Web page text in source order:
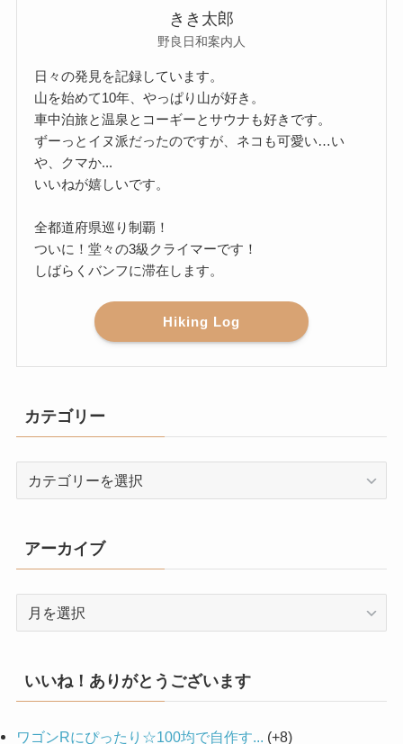
きき太郎
野良日和案内人
日々の発見を記録しています。
山を始めて10年、やっぱり山が好き。
車中泊旅と温泉とコーギーとサウナも好きです。
ずーっとイヌ派だったのですが、ネコも可愛い…い
や、クマか...
いいねが嬉しいです。
全都道府県巡り制覇！
ついに！堂々の3級クライマーです！
しばらくバンフに滞在します。
Hiking Log
カテゴリー
リ
ー
アーカイブ
いいね！ありがとうございます
ワゴンRにぴったり☆100均で自作す... +8